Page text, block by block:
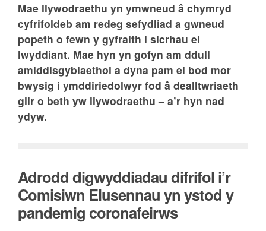
Mae llywodraethu yn ymwneud â chymryd
cyfrifoldeb am redeg sefydliad a gwneud
popeth o fewn y gyfraith i sicrhau ei
lwyddiant. Mae hyn yn gofyn am ddull
amlddisgyblaethol a dyna pam ei bod mor
bwysig i ymddiriedolwyr fod â dealltwriaeth
glir o beth yw llywodraethu – a’r hyn nad
ydyw.
Adrodd digwyddiadau difrifol i’r
Comisiwn Elusennau yn ystod y
pandemig coronafeirws